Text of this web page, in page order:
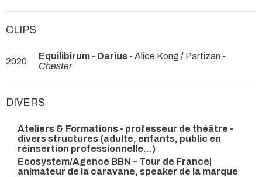
CLIPS
2020 Equilibirum - Darius - Alice Kong / Partizan -
Chester
DIVERS
Ateliers & Formations - professeur de théâtre -
divers structures (adulte, enfants, public en
réinsertion professionnelle...)
Ecosystem/Agence BBN – Tour de France|
animateur de la caravane, speaker de la marque